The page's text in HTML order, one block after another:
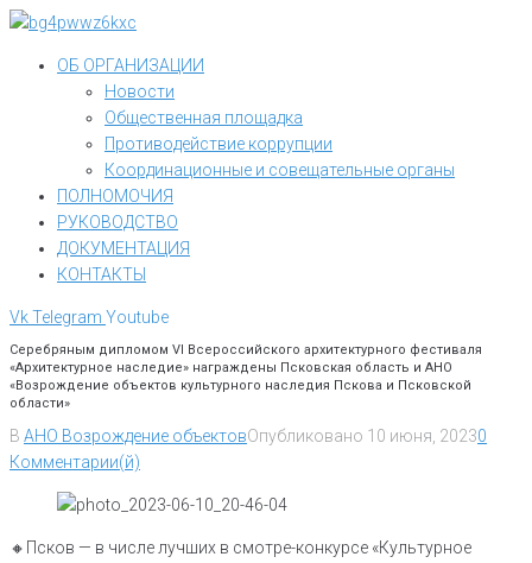
Перейти
контентуОБ ОРГАНИЗАЦИИ
Новости
Общественная площадка
Противодействие коррупции
Координационные и совещательные органы
ПОЛНОМОЧИЯ
РУКОВОДСТВО
ДОКУМЕНТАЦИЯ
КОНТАКТЫ
VkTelegram Youtube
Серебряным дипломом VI Всероссийского архитектурного фестиваля
«Архитектурное наследие» награждены Псковская область и АНО
«Возрождение объектов культурного наследия Пскова и Псковской
области»
В АНО Возрождение объектовОпубликовано 10 июня, 20230
Комментарии(й)
🔸️Псков — в числе лучших в смотре-конкурсе «Культурное